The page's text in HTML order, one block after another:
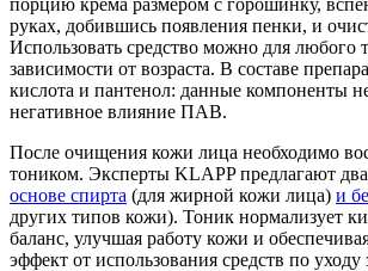
руках, добившись появления пенки, и
Использовать средство можно для любого
зависимости от возраста. В составе
кислота и пантенол: данные компоненты
негативное влияние ПАВ.
После очищения кожи лица необходимо
тоником. Эксперты KLAPP предлагают два
основе спирта (для жирной кожи лица) и
других типов кожи). Тоник нормализует
баланс, улучшая работу кожи и
эффект от использования средств по уходу